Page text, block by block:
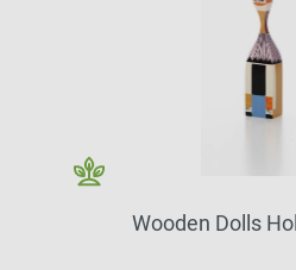
Wooden Dolls